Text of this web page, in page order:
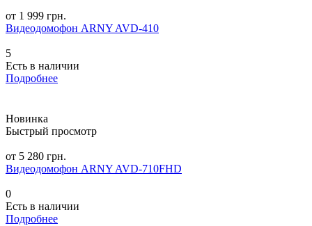
от 1 999 грн.
Видеодомофон ARNY AVD-410
5
Есть в наличии
Подробнее
Новинка
Быстрый просмотр
от 5 280 грн.
Видеодомофон ARNY AVD-710FHD
0
Есть в наличии
Подробнее